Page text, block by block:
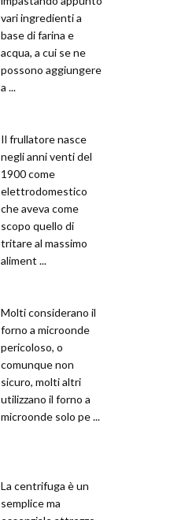
vari ingredienti a
base di farina e
acqua, a cui se ne
possono aggiungere
a ...
Il frullatore nasce
negli anni venti del
1900 come
elettrodomestico
che aveva come
scopo quello di
tritare al massimo
aliment ...
Molti considerano il
forno a microonde
pericoloso, o
comunque non
sicuro, molti altri
utilizzano il forno a
microonde solo pe ...
La centrifuga è un
semplice ma